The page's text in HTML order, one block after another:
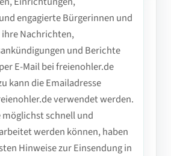
engagierte Bürgerinnen und
Nachrichten,
und Berichte
E-Mail bei freienohler.de
kann die Emailadresse
verwendet werden.
schnell und
werden können, haben
Hinweise zur Einsendung in